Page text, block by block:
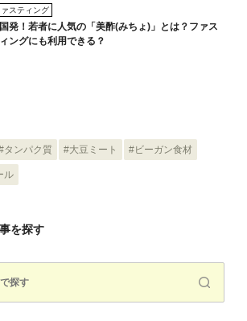
ァスティング
発！若者に人気の「美酢(みちょ)」とは？ファス
ングにも利用できる？
タンパク質 #大豆ミート #ビーガン食材
ル
を探す